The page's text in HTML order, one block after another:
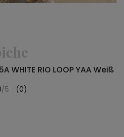
WHITE RIO LOOP YAA Weiß
/5 (0)